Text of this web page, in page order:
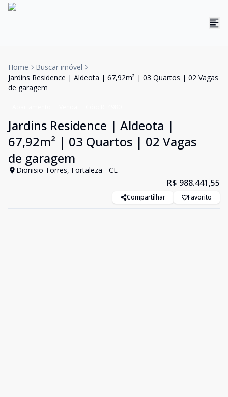
Home
Buscar imóvel
Jardins Residence | Aldeota | 67,92m² | 03 Quartos | 02 Vagas
de garagem
Jardins Residence | Aldeota |
67,92m² | 03 Quartos | 02 Vagas
de garagem
Dionisio Torres, Fortaleza - CE
R$ 988.441,55
Compartilhar Favorito